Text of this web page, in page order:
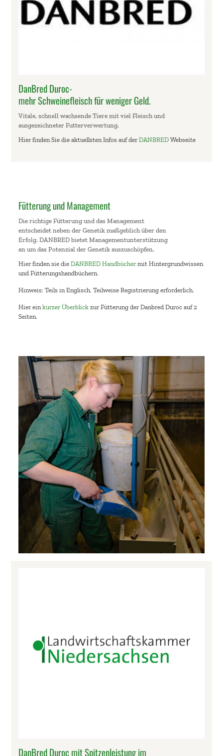
DanBred Duroc-
mehr Schweinefleisch für weniger Geld.
Vitale, schnell wachsende Tiere mit viel Fleisch und
ausgezeichneter Futterverwertung.
Hier finden Sie die aktuellsten Infos auf der DANBREDWebseite
Fütterung und Management
Die richtige Fütterung und das Management
entscheidet neben der Genetik maßgeblich über den
Erfolg. DANBRED bietet Managementunterstützung
an um das Potenzial der Genetik auszuschöpfen.
Hier finden sie die DANBRED Handbüchermit Hintergrundwissen
und Fütterungshandbüchern.
Hinweis: Teils in Englisch. Teilweise Registrierung erforderlich.
Hier ein kurzer Überblickzur Fütterung der Danbred Duroc auf 2
Seiten.
DanBred Duroc mit Spitzenleistung im